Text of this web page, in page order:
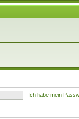
Ich habe mein